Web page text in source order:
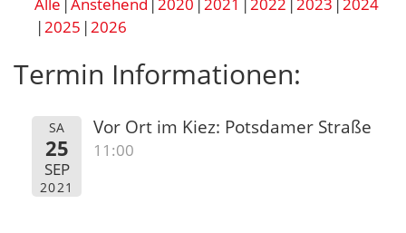
Alle Anstehend 2020 2021 2022 2023 2024
2025 2026
Termin Informationen:
SA
25
SEP
2021
Vor Ort im Kiez: Potsdamer Straße
11:00